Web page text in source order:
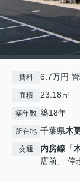
賃料 6.7万円
面積 23.18㎡
築年数 築18年
所在地 千葉県木
交通 内房線 「
店前」 停